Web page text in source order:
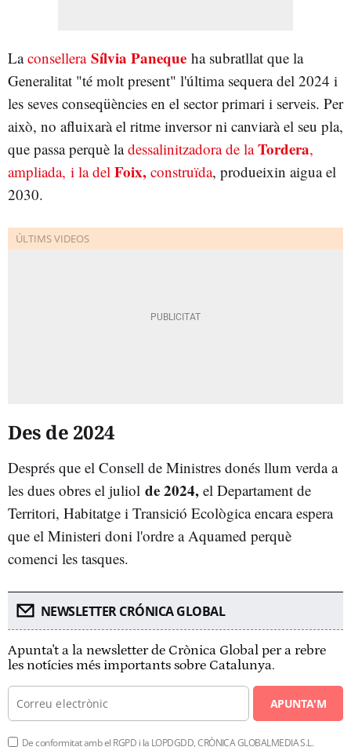
Laconsellera Sílvia Paneque ha subratllat que la
Generalitat "té molt present" l'última sequera del 2024 i
les seves conseqüències en el sector primari i serveis. Per
això, no afluixarà el ritme inversor ni canviarà el seu pla,
que passa perquè ladessalinitzadora de laTordera,
ampliada, i la del Foix, construïda, produeixin aigua el
2030.
Des de 2024
Després que el Consell de Ministres donés llum verda a
les dues obres el juliol de 2024, el Departament de
Territori, Habitatge i Transició Ecològica encara espera
que el Ministeri doni l'ordre a Aquamed perquè
comenci les tasques.
NEWSLETTER CRÓNICA GLOBAL
Apunta't a la newsletter de Crònica Global per a rebre
les notícies més importants sobre Catalunya.
APUNTA'M
De conformitat amb el RGPD i la LOPDGDD, CRÒNICA GLOBALMEDIA S.L.